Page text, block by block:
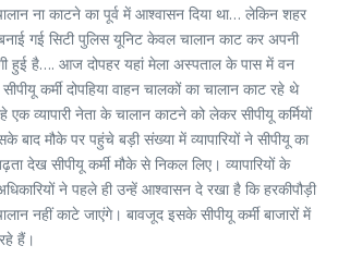
ना काटने का पूर्व में आश्वासन दिया था… लेकिन शहर
गई सिटी पुलिस यूनिट केवल चालान काट कर अपनी
हुई है…. आज दोपहर यहां मेला अस्पताल के पास में वन
कर्मी दोपहिया वाहन चालकों का चालान काट रहे थे
व्यापारी नेता के चालान काटने को लेकर सीपीयू कर्मियों
बाद मौके पर पहुंचे बड़ी संख्या में व्यापारियों ने सीपीयू का
देख सीपीयू कर्मी मौके से निकल लिए। व्यापारियों के
ने पहले ही उन्हें आश्वासन दे रखा है कि हरकीपौड़ी
नहीं काटे जाएंगे। बावजूद इसके सीपीयू कर्मी बाजारों में
हैं।